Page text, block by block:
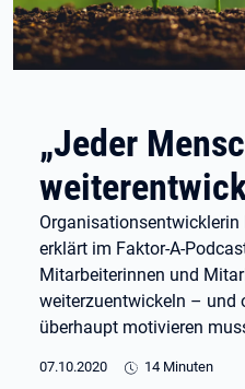
„Jeder
erklärt im Faktor-A-
Mitarbeiterinnen und
weiterzuentwickeln – und
überhaupt motivieren
07.10.2020 14 Minuten